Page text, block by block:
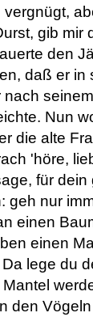
gib mir
den
daß er in
nach seinem
Nun
die alte
'höre,
für
geh nur
einen
einen
lege du
den